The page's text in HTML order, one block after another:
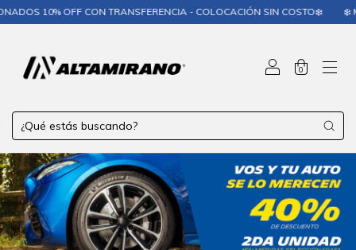
CON TRANSFERENCIA - COLOCACIÓN SIN COSTO❄️ ❄️ MICHELIN 5%
0